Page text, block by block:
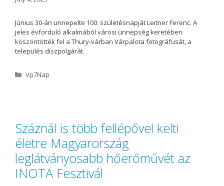
e
Június 30-án ünnepelte 100. születésnapját Leitner Ferenc. A
jeles évforduló alkalmából városi ünnepség keretében
köszöntötték fel a Thury-várban Várpalota fotográfusát, a
település díszpolgárát.
C
r
i
e
s
Vp7Nap
Száznál is több fellépővel kelti
életre Magyarország
leglátványosabb hőerőművét az
INOTA Fesztivál